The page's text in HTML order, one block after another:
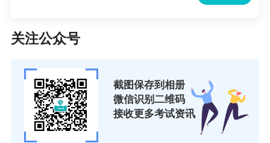
关注公众号
截图保存到相册
微信识别二维码
接收更多考试资讯